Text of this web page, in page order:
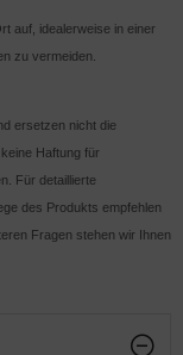
auf, idealerweise in einer
zu vermeiden.
ersetzen nicht die
Haftung für
Für detaillierte
des Produkts empfehlen
Fragen stehen wir Ihnen